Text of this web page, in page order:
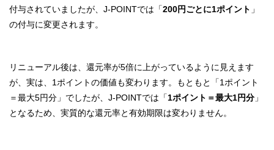
付与されていましたが、J-POINTでは「200円ごとに1ポイント 」
の付与に変更されます。
リニューアル後は、還元率が5倍に上がっているように見えます
が、実は、1ポイントの価値も変わります。もともと「1ポイント
＝最大5円分」でしたが、J-POINTでは「1ポイント＝最大1円分 」
となるため、実質的な還元率と有効期限は変わりません。